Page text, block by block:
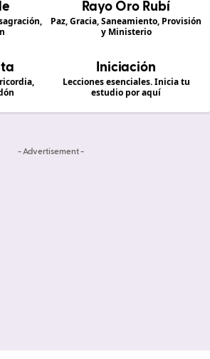
Rayo Oro Rubí
Paz, Gracia, Saneamiento, Provisión
y Ministerio
Iniciación
Lecciones esenciales. Inicia tu
estudio por aquí
- Advertisement -